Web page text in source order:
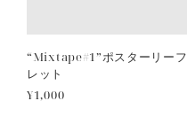
“Mixtape#1”ポスターリーフ
レット
¥1,000